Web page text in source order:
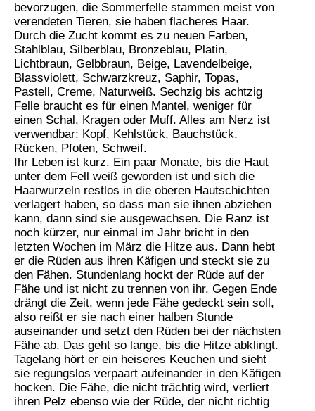
bevorzugen, die Sommerfelle stammen meist von
verendeten Tieren, sie haben flacheres Haar.
Durch die Zucht kommt es zu neuen Farben,
Stahlblau, Silberblau, Bronzeblau, Platin,
Lichtbraun, Gelbbraun, Beige, Lavendelbeige,
Blassviolett, Schwarzkreuz, Saphir, Topas,
Pastell, Creme, Naturweiß. Sechzig bis achtzig
Felle braucht es für einen Mantel, weniger für
einen Schal, Kragen oder Muff. Alles am Nerz ist
verwendbar: Kopf, Kehlstück, Bauchstück,
Rücken, Pfoten, Schweif.
Ihr Leben ist kurz. Ein paar Monate, bis die Haut
unter dem Fell weiß geworden ist und sich die
Haarwurzeln restlos in die oberen Hautschichten
verlagert haben, so dass man sie ihnen abziehen
kann, dann sind sie ausgewachsen. Die Ranz ist
noch kürzer, nur einmal im Jahr bricht in den
letzten Wochen im März die Hitze aus. Dann hebt
er die Rüden aus ihren Käfigen und steckt sie zu
den Fähen. Stundenlang hockt der Rüde auf der
Fähe und ist nicht zu trennen von ihr. Gegen Ende
drängt die Zeit, wenn jede Fähe gedeckt sein soll,
also reißt er sie nach einer halben Stunde
auseinander und setzt den Rüden bei der nächsten
Fähe ab. Das geht so lange, bis die Hitze abklingt.
Tagelang hört er ein heiseres Keuchen und sieht
sie regungslos verpaart aufeinander in den Käfigen
hocken. Die Fähe, die nicht trächtig wird, verliert
ihren Pelz ebenso wie der Rüde, der nicht richtig